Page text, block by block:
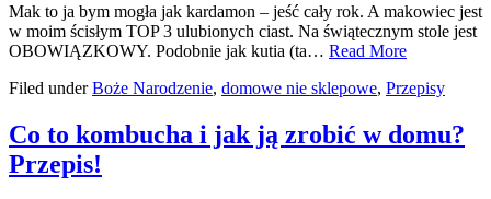
Mak to ja bym mogła jak kardamon – jeść cały rok. A makowiec jest
w moim ścisłym TOP 3 ulubionych ciast. Na świątecznym stole jest
OBOWIĄZKOWY. Podobnie jak kutia (ta… Read More
Filed underBoże Narodzenie, domowe nie sklepowe, Przepisy
Co to kombucha i jak ją zrobić w domu?
Przepis!